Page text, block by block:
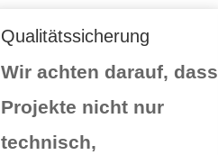
Qualitätssicherung
Wir achten darauf, dass
Projekte nicht nur
technisch,